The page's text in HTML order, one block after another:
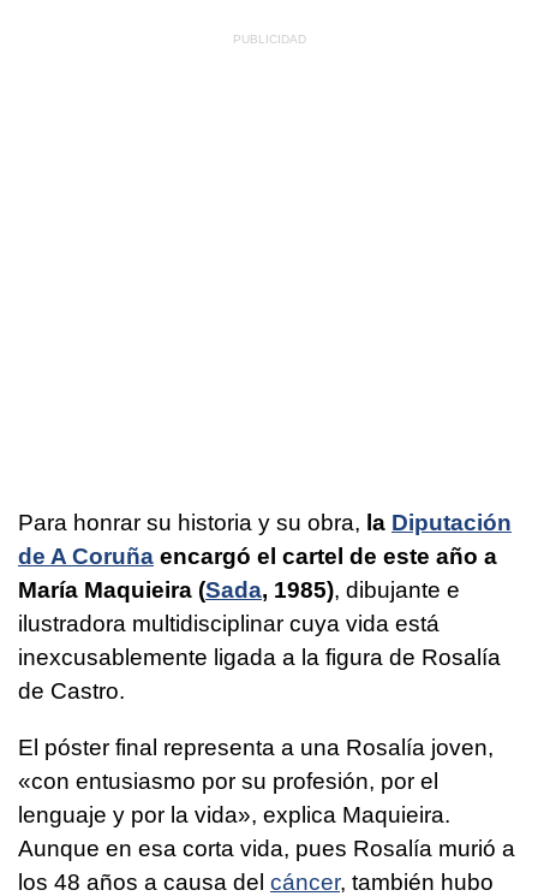
Para honrar su historia y su obra, la Diputación
de A Coruña encargó el cartel de este año a
María Maquieira (Sada, 1985), dibujante e
ilustradora multidisciplinar cuya vida está
inexcusablemente ligada a la figura de Rosalía
de Castro.
El póster final representa a una Rosalía joven,
«con entusiasmo por su profesión, por el
lenguaje y por la vida», explica Maquieira.
Aunque en esa corta vida, pues Rosalía murió a
los 48 años a causa del cáncer, también hubo